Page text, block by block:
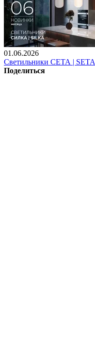
01.06.2026
Светильники СЕТА | SETA
Поделиться